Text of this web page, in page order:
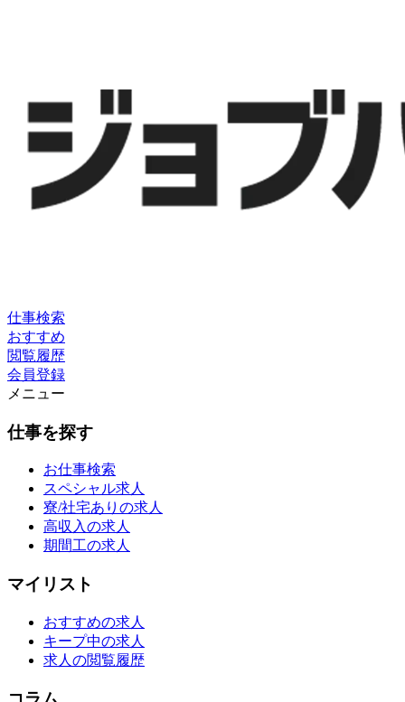
仕事検索
おすすめ
閲覧履歴
会員登録
メニュー
仕事を探す
お仕事検索
スペシャル求人
寮/社宅ありの求人
高収入の求人
期間工の求人
マイリスト
おすすめの求人
キープ中の求人
求人の閲覧履歴